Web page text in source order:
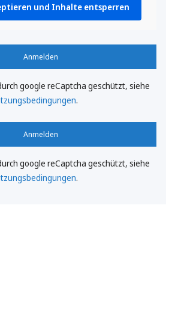
und Inhalte entsperren
Anmelden
google reCaptcha geschützt, siehe
.
Anmelden
google reCaptcha geschützt, siehe
.